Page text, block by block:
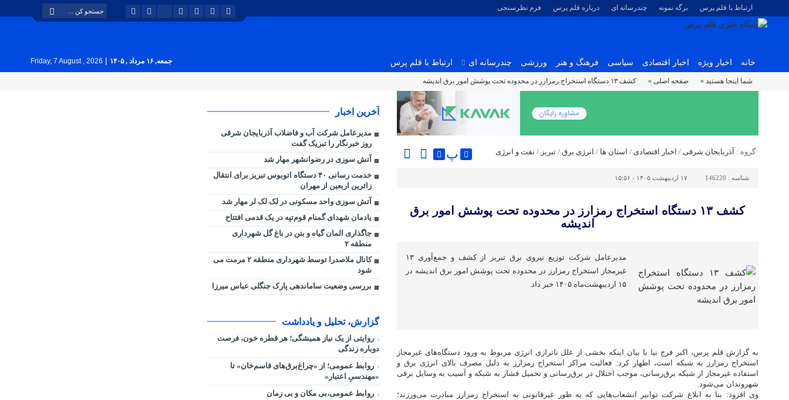
ارتباط با قلم پرس برگه نمونه چندرسانه ای درباره قلم پرس فرم نظرسنجی
خانه اخبار ویژه اخبار اقتصادی سیاسی فرهنگ و هنر ورزشی چندرسانه ای ارتباط با قلم پرس جمعه, ۱۶ مرداد , ۱۴۰۵ |
Friday, 7 August , 2026
شما اینجا هستید » صفحه اصلی » کشف ۱۳ دستگاه استخراج رمزارز در محدوده تحت پوشش امور برق اندیشه
گروه : آذربایجان شرقی / اخبار اقتصادی / استان ها / انرژی برق / تبریز / نفت و انرژی پ
شناسه : 146220 ۱۷ اردیبهشت ۱۴۰۵ - ۱۵:۵۶
کشف ۱۳ دستگاه استخراج رمزارز در محدوده تحت پوشش امور برق
اندیشه
مدیرعامل شرکت توزیع نیروی برق تبریز از کشف و جمع‌آوری ۱۳
غیرمجاز استخراج رمزارز در محدوده تحت پوشش امور برق اندیشه در
۱۵ اردیبهشت‌ماه ۱۴۰۵ خبر داد.
به گزارش قلم پرس، اکبر فرج نیا با بیان اینکه بخشی از علل ناترازی انرژی مربوط به ورود دستگاه‌های غیرمجاز
استخراج رمزارز به شبکه است، اظهار کرد: فعالیت مراکز استخراج رمزارز به دلیل مصرف بالای انرژی برق و
استفاده غیرمجاز از شبکه برق‌رسانی، موجب اختلال در برق‌رسانی و تحمیل فشار به شبکه و آسیب به وسایل برقی
شهروندان می‌شود.
وی افزود: بنا به ابلاغ شرکت توانیر انشعاب‌هایی که به طور غیرقانونی به استخراج رمزارز مبادرت می‌ورزند؛
آخرین اخبار
مدیرعامل شرکت آب و فاضلاب آذربایجان شرقی
روز خبرنگار را تبریک گفت
آتش سوزی در رضوانشهر مهار شد
خدمت رسانی ۴۰ دستگاه اتوبوس تبریز برای انتقال
زائرین اربعین از مهران
آتش سوزی واحد مسکونی در لک لک لر مهار شد
یادمان شهدای گمنام قوم‌تپه در یک قدمی افتتاح
جاگذاری المان گیاه و بتن در باغ گل شهرداری
منطقه ۲
کانال ملاصدرا توسط شهرداری منطقه ۲ مرمت می
شود
بررسی وضعیت ساماندهی پارک جنگلی عباس میرزا
گزارش، تحلیل و یادداشت
روایتی از یک نیاز همیشگی؛ هر قطره خون، فرصت
دوباره زندگی
روابط عمومی؛ از «چراغ‌برق‌های قاسم‌خان» تا
«مهندسیِ اعتبار»
روابط عمومی،بی مکان و بی زمان